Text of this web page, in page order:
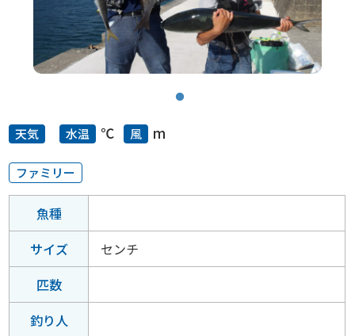
天気 水温 ℃ 風 m
ファミリー
魚種
サイズ
センチ
匹数
釣り人